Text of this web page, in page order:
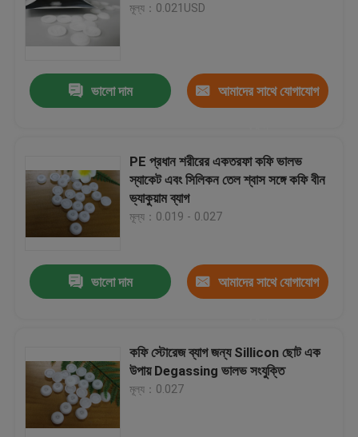
মূল্য：0.021USD
ভালো দাম আমাদের সাথে যোগাযোগ
PE প্রধান শরীরের একতরফা কফি ভালভ
স্যাকেট এবং সিলিকন তেল শ্বাস সঙ্গে কফি বীন
ভ্যাকুয়াম ব্যাগ
মূল্য：0.019 - 0.027
ভালো দাম আমাদের সাথে যোগাযোগ
কফি স্টোরেজ ব্যাগ জন্য Sillicon ছোট এক
উপায় Degassing ভালভ সংযুক্তি
মূল্য：0.027